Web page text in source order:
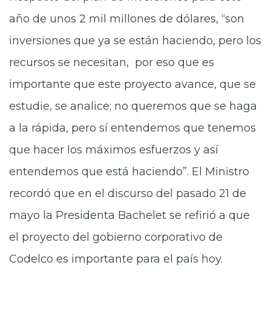
año de unos 2 mil millones de dólares, “son
inversiones que ya se están haciendo, pero los
recursos se necesitan, por eso que es
importante que este proyecto avance, que se
estudie, se analice; no queremos que se haga
a la rápida, pero sí entendemos que tenemos
que hacer los máximos esfuerzos y así
entendemos que está haciendo”. El Ministro
recordó que en el discurso del pasado 21 de
mayo la Presidenta Bachelet se refirió a que
el proyecto del gobierno corporativo de
Codelco es importante para el país hoy.